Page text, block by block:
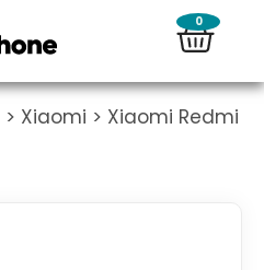
0
> Xiaomi > Xiaomi Redmi